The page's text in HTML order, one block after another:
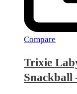
Compare
Trixie
Snackball